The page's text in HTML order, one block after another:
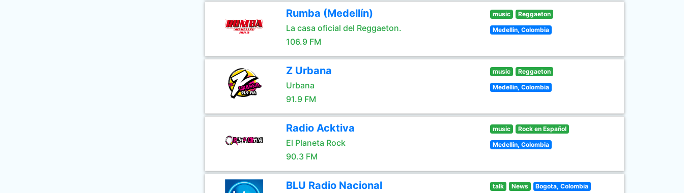
Rumba (Medellín)
La casa oficial del Reggaeton.
106.9 FM
music Reggaeton
Medellin, Colombia
Z Urbana
Urbana
91.9 FM
music Reggaeton
Medellin, Colombia
Radio Acktiva
El Planeta Rock
90.3 FM
music Rock en Español
Medellin, Colombia
BLU Radio Nacional talk News Bogota, Colombia